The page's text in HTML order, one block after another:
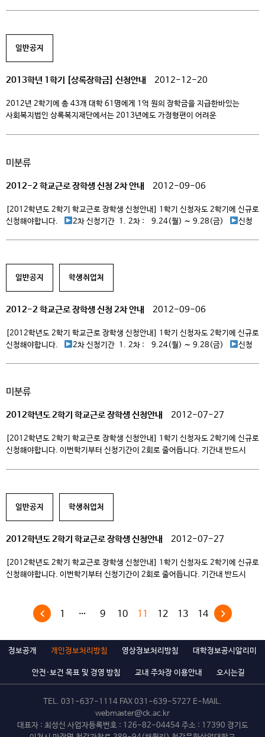
방송대학, […]
일반공지
2013학년 1학기 [상록장학금] 신청안내 2012-12-20
2012년 2학기에 총 43개 대학 61명에게 1억 원의 장학금을 지급한바있는
사회복지법인 상록복지재단에서는 2013년에도 가정형편이 어려운
– 고등교육법 제2조의 대학, 산업대학, 교육대학, 전문대학, 기술대학재학생 ※
미분류
2012-2 학교근로 장학생 신청 2차 안내 2012-09-06
[2012학년도 2학기 학교근로 장학생 신청안내] 1학기 신청자도 2학기에 신규로
신청해야합니다.
2차 신청기간 1. 2차 : 9.24(월) ∼ 9.28(금)
신청
일반공지
학생취업처
2012-2 학교근로 장학생 신청 2차 안내 2012-09-06
[2012학년도 2학기 학교근로 장학생 신청안내] 1학기 신청자도 2학기에 신규로
신청해야합니다.
2차 신청기간 1. 2차 : 9.24(월) ∼ 9.28(금)
신청
기숙사에서 금액을 확인하시기 바랍니다. […]
미분류
2012학년도 2학기 학교근로 장학생 신청안내 2012-07-27
[2012학년도 2학기 학교근로 장학생 신청안내] 1학기 신청자도 2학기에 신규로
신청해야합니다. 이번학기부터 신청기간이 2회로 줄어듭니다. 기간내 반드시
일반공지
학생취업처
2012학년도 2학기 학교근로 장학생 신청안내 2012-07-27
[2012학년도 2학기 학교근로 장학생 신청안내] 1학기 신청자도 2학기에 신규로
신청해야합니다. 이번학기부터 신청기간이 2회로 줄어듭니다. 기간내 반드시
소득요건 – 1순위 : 소득 3분위 이하 (기초생활수급자, 차상위계층) – 2순위 :
소득 5분위 이하 – 3순위 : 소득 7분위 이하 […]
1 … 9 10 11 12 13 14
정보공개 개인정보처리방침 영상정보처리방침 대학정보공시알리미
안전·보건 목표 및 경영 방침 교내 주차장 이용안내 오시는길
TEL. 031-637-1114 FAX 031-639-5727 E-MAIL.
webmaster@ck.ac.kr
대표자 : 최성신 사업자등록번호 : 126-82-04454 주소 : 17390 경기도